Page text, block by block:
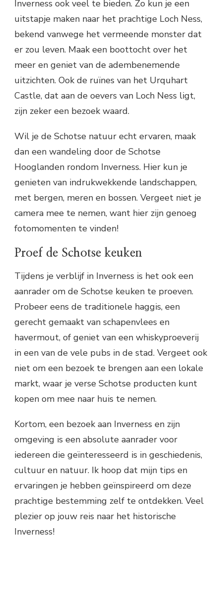
Inverness ook veel te bieden. Zo kun je een
uitstapje maken naar het prachtige Loch Ness,
bekend vanwege het vermeende monster dat
er zou leven. Maak een boottocht over het
meer en geniet van de adembenemende
uitzichten. Ook de ruïnes van het Urquhart
Castle, dat aan de oevers van Loch Ness ligt,
zijn zeker een bezoek waard.
Wil je de Schotse natuur echt ervaren, maak
dan een wandeling door de Schotse
Hooglanden rondom Inverness. Hier kun je
genieten van indrukwekkende landschappen,
met bergen, meren en bossen. Vergeet niet je
camera mee te nemen, want hier zijn genoeg
fotomomenten te vinden!
Proef de Schotse keuken
Tijdens je verblijf in Inverness is het ook een
aanrader om de Schotse keuken te proeven.
Probeer eens de traditionele haggis, een
gerecht gemaakt van schapenvlees en
havermout, of geniet van een whiskyproeverij
in een van de vele pubs in de stad. Vergeet ook
niet om een bezoek te brengen aan een lokale
markt, waar je verse Schotse producten kunt
kopen om mee naar huis te nemen.
Kortom, een bezoek aan Inverness en zijn
omgeving is een absolute aanrader voor
iedereen die geïnteresseerd is in geschiedenis,
cultuur en natuur. Ik hoop dat mijn tips en
ervaringen je hebben geïnspireerd om deze
prachtige bestemming zelf te ontdekken. Veel
plezier op jouw reis naar het historische
Inverness!